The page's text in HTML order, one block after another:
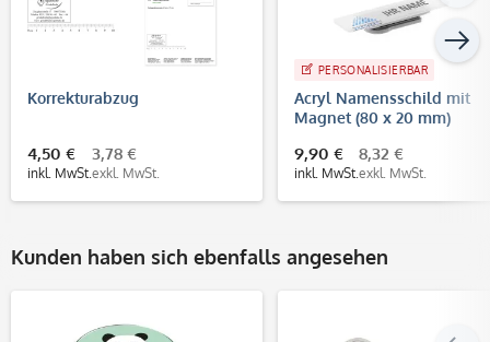
Korrekturabzug
4,50 €
inkl. MwSt.
3,78 €
exkl. MwSt.
PERSONALISIERBAR
Acryl Namensschild mit
Magnet (80 x 20 mm)
9,90 €
inkl. MwSt.
8,32 €
exkl. MwSt.
Kunden haben sich ebenfalls angesehen